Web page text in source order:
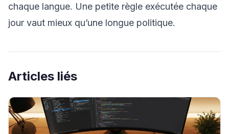
chaque langue. Une petite règle exécutée chaque
jour vaut mieux qu’une longue politique.
Articles liés